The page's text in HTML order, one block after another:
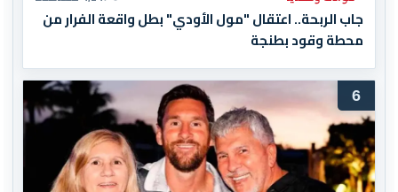
جاب الربحة.. اعتقال "مول الأودي" بطل واقعة الفرار من
محطة وقود بطنجة
6